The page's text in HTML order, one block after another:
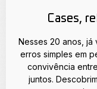
Cases,
Nesses 20 anos, já
erros simples em
convivência
juntos.